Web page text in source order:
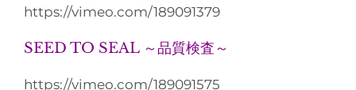
https://vimeo.com/189091379
SEED TO SEAL ～品質検査～
https://vimeo.com/189091575